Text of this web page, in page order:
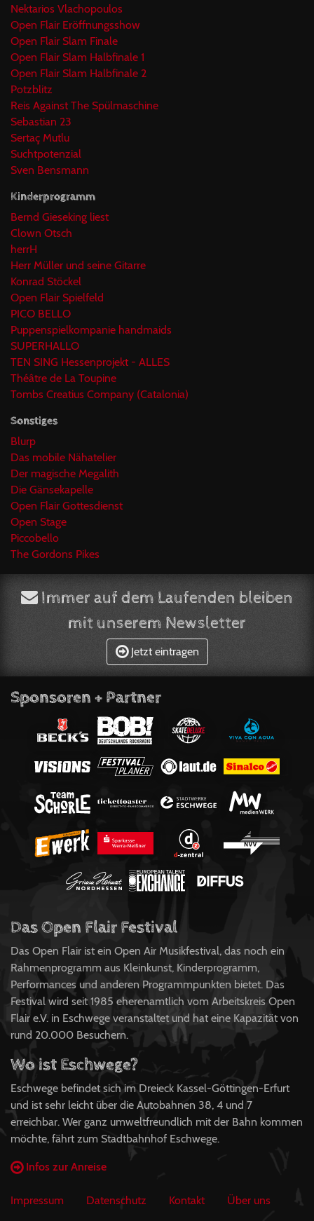
Nektarios Vlachopoulos
Open Flair Eröffnungsshow
Open Flair Slam Finale
Open Flair Slam Halbfinale 1
Open Flair Slam Halbfinale 2
Potzblitz
Reis Against The Spülmaschine
Sebastian 23
Sertaç Mutlu
Suchtpotenzial
Sven Bensmann
Kinderprogramm
Bernd Gieseking liest
Clown Otsch
herrH
Herr Müller und seine Gitarre
Konrad Stöckel
Open Flair Spielfeld
PICO BELLO
Puppenspielkompanie handmaids
SUPERHALLO
TEN SING Hessenprojekt - ALLES
Théâtre de La Toupine
Tombs Creatius Company (Catalonia)
Sonstiges
Blurp
Das mobile Nähatelier
Der magische Megalith
Die Gänsekapelle
Open Flair Gottesdienst
Open Stage
Piccobello
The Gordons Pikes
Immer auf dem Laufenden bleiben
mit unserem Newsletter
Jetzt eintragen
Sponsoren + Partner
Das Open Flair Festival
Das Open Flair ist ein Open Air Musikfestival, das noch ein
Rahmenprogramm aus Kleinkunst, Kinderprogramm,
Performances und anderen Programmpunkten bietet. Das
Festival wird seit 1985 eherenamtlich vom Arbeitskreis Open
Flair e.V. in Eschwege veranstaltet und hat eine Kapazität von
rund 20.000 Besuchern.
Wo ist Eschwege?
Eschwege befindet sich im Dreieck Kassel-Göttingen-Erfurt
und ist sehr leicht über die Autobahnen 38, 4 und 7
erreichbar. Wer ganz umweltfreundlich mit der Bahn kommen
möchte, fährt zum Stadtbahnhof Eschwege.
Infos zur Anreise
Impressum Datenschutz Kontakt Über uns